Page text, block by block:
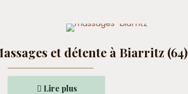
et détente à Biarritz (64)
Lire plus